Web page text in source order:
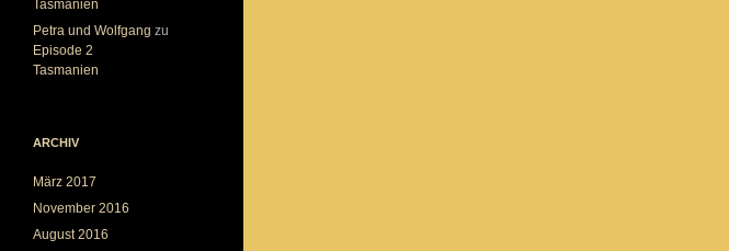
Tasmanien
Petra und Wolfgang zu
Episode 2
Tasmanien
ARCHIV
März 2017
November 2016
August 2016